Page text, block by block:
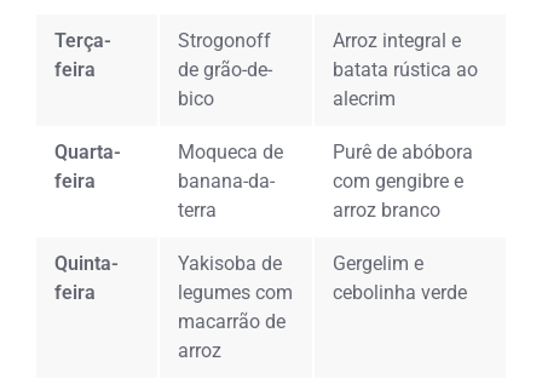
Terça-
feira
Strogonoff
de grão-de-
bico
Arroz integral e
batata rústica ao
alecrim
Quarta-
feira
Moqueca de
banana-da-
terra
Purê de abóbora
com gengibre e
arroz branco
Quinta-
feira
Yakisoba de
legumes com
macarrão de
arroz
Gergelim e
cebolinha verde